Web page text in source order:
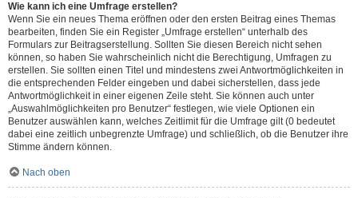
Wie kann ich eine Umfrage erstellen?
Wenn Sie ein neues Thema eröffnen oder den ersten Beitrag eines Themas
bearbeiten, finden Sie ein Register „Umfrage erstellen“ unterhalb des
Formulars zur Beitragserstellung. Sollten Sie diesen Bereich nicht sehen
können, so haben Sie wahrscheinlich nicht die Berechtigung, Umfragen zu
erstellen. Sie sollten einen Titel und mindestens zwei Antwortmöglichkeiten in
die entsprechenden Felder eingeben und dabei sicherstellen, dass jede
Antwortmöglichkeit in einer eigenen Zeile steht. Sie können auch unter
„Auswahlmöglichkeiten pro Benutzer“ festlegen, wie viele Optionen ein
Benutzer auswählen kann, welches Zeitlimit für die Umfrage gilt (0 bedeutet
dabei eine zeitlich unbegrenzte Umfrage) und schließlich, ob die Benutzer ihre
Stimme ändern können.
Nach oben